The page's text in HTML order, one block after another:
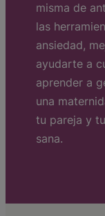
misma de
las
ansiedad,
ayudarte a
aprender a
una
tu pareja y
sana.